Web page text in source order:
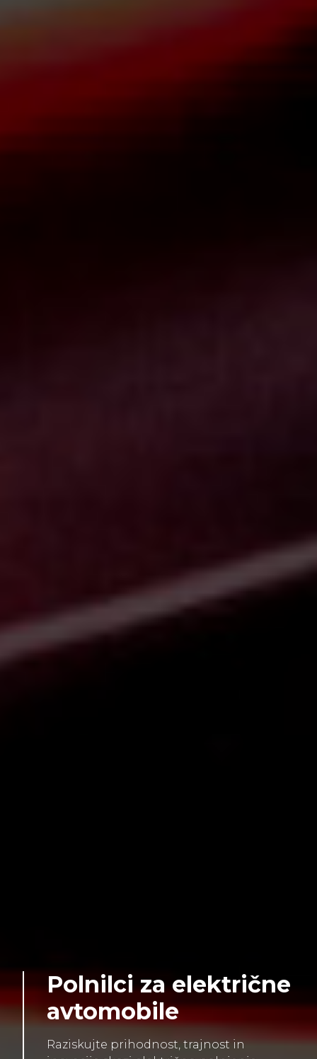
Polnilci za električne
avtomobile
Raziskujte prihodnost, trajnost in